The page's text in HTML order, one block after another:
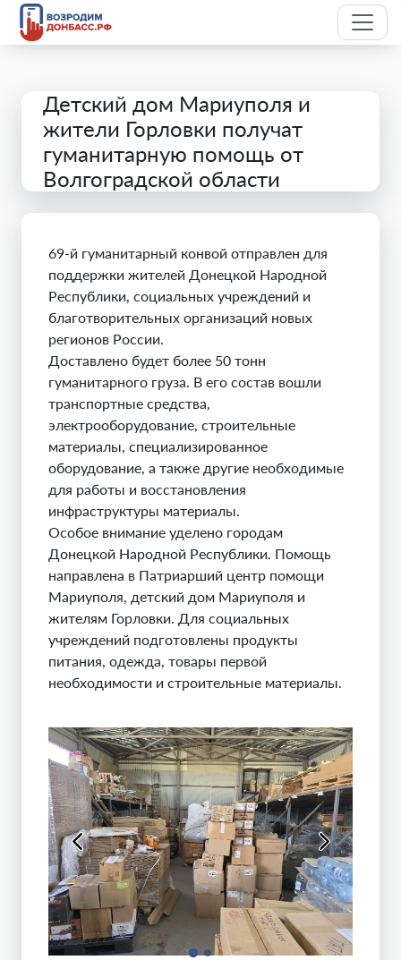
Детский дом Мариуполя и
жители Горловки получат
гуманитарную помощь от
Волгоградской области
69-й гуманитарный конвой отправлен для
поддержки жителей Донецкой Народной
Республики, социальных учреждений и
благотворительных организаций новых
регионов России.
Доставлено будет более 50 тонн
гуманитарного груза. В его состав вошли
транспортные средства,
электрооборудование, строительные
материалы, специализированное
оборудование, а также другие необходимые
для работы и восстановления
инфраструктуры материалы.
Особое внимание уделено городам
Донецкой Народной Республики. Помощь
направлена в Патриарший центр помощи
Мариуполя, детский дом Мариуполя и
жителям Горловки. Для социальных
учреждений подготовлены продукты
питания, одежда, товары первой
необходимости и строительные материалы.